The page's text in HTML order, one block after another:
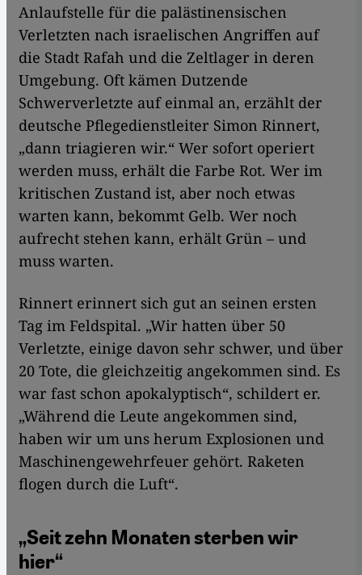
Anlaufstelle für die palästinensischen
Verletzten nach israelischen Angriffen auf
die Stadt Rafah und die Zeltlager in deren
Umgebung. Oft kämen Dutzende
Schwerverletzte auf einmal an, erzählt der
deutsche Pflegedienstleiter Simon Rinnert,
„dann triagieren wir.“ Wer sofort operiert
werden muss, erhält die Farbe Rot. Wer im
kritischen Zustand ist, aber noch etwas
warten kann, bekommt Gelb. Wer noch
aufrecht stehen kann, erhält Grün – und
muss warten.
Rinnert erinnert sich gut an seinen ersten
Tag im Feldspital. „Wir hatten über 50
Verletzte, einige davon sehr schwer, und über
20 Tote, die gleichzeitig angekommen sind. Es
war fast schon apokalyptisch“, schildert er.
„Während die Leute angekommen sind,
haben wir um uns herum Explosionen und
Maschinengewehrfeuer gehört. Raketen
flogen durch die Luft“.
„Seit zehn Monaten sterben wir
hier“